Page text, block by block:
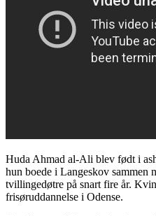
Huda Ahmad al-Ali blev født i
hun boede i Langeskov sammen
tvillingedøtre på snart fire år.
frisøruddannelse i Odense.